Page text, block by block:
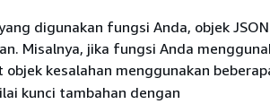
digunakan fungsi Anda, objek
Misalnya, jika fungsi Anda
kesalahan menggunakan
kunci tambahan dengan